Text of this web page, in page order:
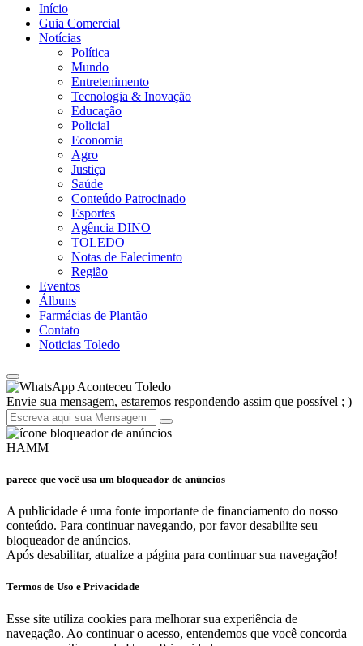
Início
Guia Comercial
Notícias
Política
Mundo
Entretenimento
Tecnologia & Inovação
Educação
Policial
Economia
Agro
Justiça
Saúde
Conteúdo Patrocinado
Esportes
Agência DINO
TOLEDO
Notas de Falecimento
Região
Eventos
Álbuns
Farmácias de Plantão
Contato
Noticias Toledo
Aconteceu Toledo
Envie sua mensagem, estaremos respondendo assim que possível ; )
HAMM
parece que você usa um bloqueador de anúncios
A publicidade é uma fonte importante de financiamento do nosso
conteúdo. Para continuar navegando, por favor desabilite seu
bloqueador de anúncios.
Após desabilitar, atualize a página para continuar sua navegação!
Termos de Uso e Privacidade
Esse site utiliza cookies para melhorar sua experiência de
navegação. Ao continuar o acesso, entendemos que você concorda